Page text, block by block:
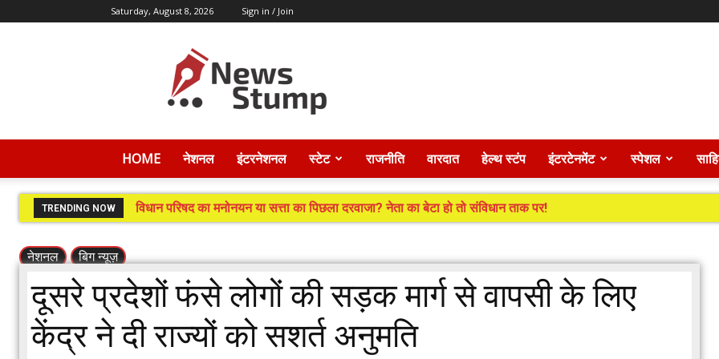
Saturday, August 8, 2026 Sign in / Join
Stump
HOME नेशनल इंटरनेशनल स्टेट राजनीति वारदात हेल्थ स्टंप इंटरटेनमेंट स्पेशल
TRENDING NOW विधान परिषद का मनोनयन या सत्ता का पिछला दरवाजा? नेता का बेटा हो तो संविधान ताक पर!
नेशनल बिग न्यूज़
दूसरे प्रदेशों फंसे लोगों की सड़क मार्ग से वापसी के लिए
केंद्र ने दी राज्यों को सशर्त अनुमति